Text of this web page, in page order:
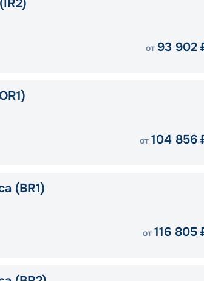
от 93 902
от 104 856
(BR1)
от 116 805